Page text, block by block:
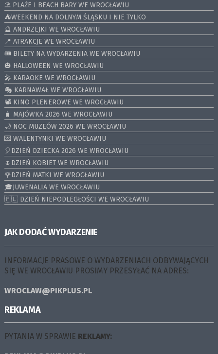
⛱️ PLAŻE I BEACH BARY WE WROCŁAWIU
⛺️WEEKEND NA DOLNYM ŚLĄSKU I NIE TYLKO
🔮 ANDRZEJKI WE WROCŁAWIU
📍 ATRAKCJE WE WROCŁAWIU
🎟️ BILETY NA WYDARZENIA WE WROCŁAWIU
🎃 HALLOWEEN WE WROCŁAWIU
🎤 KARAOKE WE WROCŁAWIU
🎭 KARNAWAŁ WE WROCŁAWIU
📽️ KINO PLENEROWE WE WROCŁAWIU
🧳 MAJÓWKA 2026 WE WROCŁAWIU
🌙 NOC MUZEÓW 2026 WE WROCŁAWIU
💌 WALENTYNKI WE WROCŁAWIU
🎈DZIEŃ DZIECKA 2026 WE WROCŁAWIU
🌷DZIEŃ KOBIET WE WROCŁAWIU
🌹DZIEŃ MATKI WE WROCŁAWIU
🎓JUWENALIA WE WROCŁAWIU
🇵🇱 DZIEŃ NIEPODLEGŁOŚCI WE WROCŁAWIU
JAK DODAĆ WYDARZENIE
INFORMACJE PRASOWE O WYDARZENIACH ODBYWAJĄCYCH
SIĘ WE WROCŁAWIU PROSIMY PRZESYŁAĆ NA ADRES:
WROCLAW@PIKPLUS.PL
REKLAMA
PYTANIA W SPRAWIE REKLAMY: